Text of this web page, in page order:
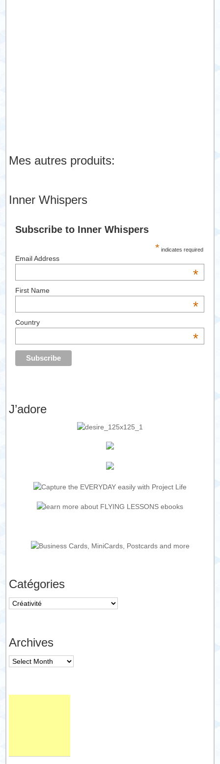
Mes autres produits:
Inner Whispers
Subscribe to Inner Whispers
* indicates required
Email Address
*
First Name
*
Country
*
J’adore
Catégories
Catégories
Archives
Archives